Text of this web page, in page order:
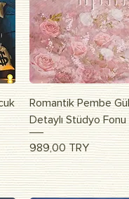
Romantik Pembe
Detaylı Stüdyo Fonu
Цена
989,00 TRY